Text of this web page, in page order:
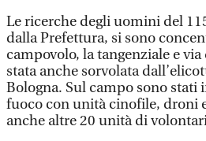
Le ricerche degli uomini del
dalla Prefettura, si sono
campovolo, la tangenziale e
stata anche sorvolata
Bologna. Sul campo sono stati
fuoco con unità cinofile, droni
anche altre 20 unità di